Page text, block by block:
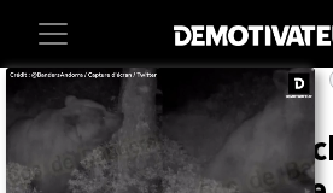
Accueil Societe Animaux
Maine coon : les 10